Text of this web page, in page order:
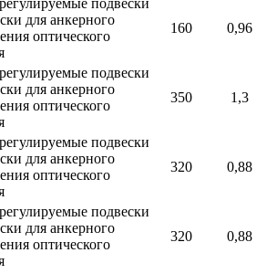
160 0,96
350 1,3
320 0,88
320 0,88